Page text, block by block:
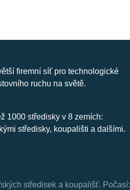
firemní síť pro technologické
ruchu na světě.
1000 středisky v 8 zemích:
středisky, koupališti a dalšími.
středisek a koupališť. Počasí: